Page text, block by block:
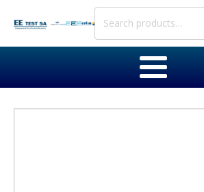
Search